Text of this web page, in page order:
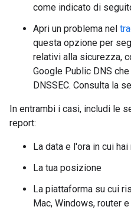
come indicato di
Apri un problema nel
questa opzione per
relativi alla sicurezza,
Google Public DNS
DNSSEC. Consulta la
In entrambi i casi, includi le
report:
La data e l'ora in cui
La tua posizione
La piattaforma su cui
Mac, Windows, router